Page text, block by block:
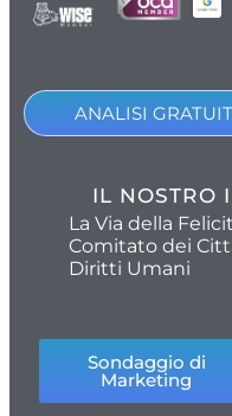
ANALISI
IL NOSTRO
La Via della
Comitato dei
Diritti Umani
Sondaggio di
Marketing